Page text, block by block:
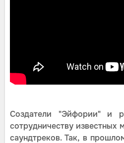
Создатели "Эйфории" и
сотрудничеству известных
саундтреков. Так, в